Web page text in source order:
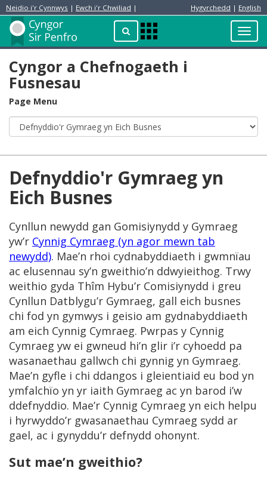
Neidio i'r Cynnwys | Ewch i'r Chwiliad | Hygyrchedd | English
ChwilioApps
Menu
Preswylydd
Cyngor a Chefnogaeth i
Fusnesau
Page Menu
Defnyddio'r Gymraeg yn
Eich Busnes
Cynllun newydd gan Gomisiynydd y Gymraeg
yw’r Cynnig Cymraeg (yn agor mewn tab
newydd). Mae’n rhoi cydnabyddiaeth i gwmnïau
ac elusennau sy’n gweithio’n ddwyieithog. Trwy
weithio gyda Thîm Hybu’r Comisiynydd i greu
Cynllun Datblygu’r Gymraeg, gall eich busnes
chi fod yn gymwys i geisio am gydnabyddiaeth
am eich Cynnig Cymraeg. Pwrpas y Cynnig
Cymraeg yw ei gwneud hi’n glir i’r cyhoedd pa
wasanaethau gallwch chi gynnig yn Gymraeg.
Mae’n gyfle i chi ddangos i gleientiaid eu bod yn
ymfalchïo yn yr iaith Gymraeg ac yn barod i’w
ddefnyddio. Mae’r Cynnig Cymraeg yn eich helpu
i hyrwyddo’r gwasanaethau Cymraeg sydd ar
gael, ac i gynyddu’r defnydd ohonynt.
Sut mae’n gweithio?